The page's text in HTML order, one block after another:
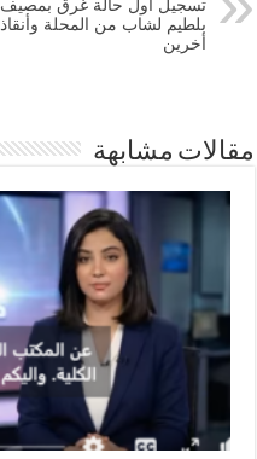
تسجيل أول حالة غرق بمصيف
أخرين
مقالات مشابهة